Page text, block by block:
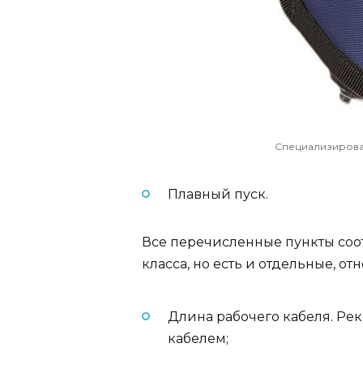
Плавный пуск.
Все перечисленные пункты
класса, но есть и отдельные,
Длина рабочего кабеля.
кабелем;